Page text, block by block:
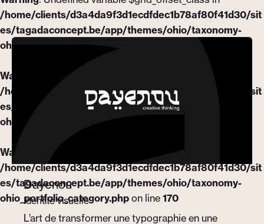
/home/clients/d3a4da9f3d1ecdfdec1b78af80f41d30/sit
es/tagadaconcept.be/app/themes/ohio/taxonomy-
ohio_portfolio_category.php
Dayenou
Identité visuelle
L’art de transformer une typographie en une
Warning
: Undefined array key "animation_effect" in
/home/clients/d3a4da9f3d1ecdfdec1b78af80f41d30/sit
es/tagadaconcept.be/app/themes/ohio/taxonomy-
ohio_portfolio_category.php
Warning
: Undefined variable $grid_offset_class in
/home/clients/d3a4da9f3d1ecdfdec1b78af80f41d30/sit
es/tagadaconcept.be/app/themes/ohio/taxonomy-
ohio_portfolio_category.php on line 170